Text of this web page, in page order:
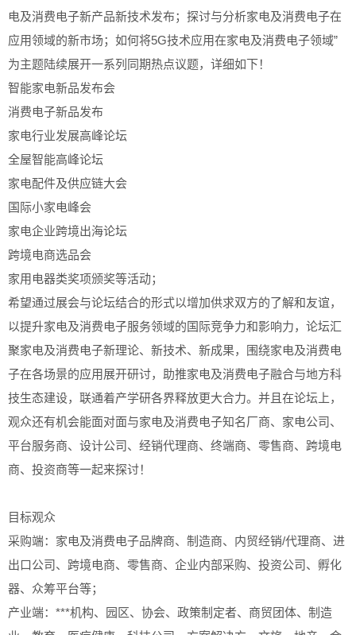
电及消费电子新产品新技术发布；探讨与分析家电及消费电子在
应用领域的新市场；如何将5G技术应用在家电及消费电子领域”
为主题陆续展开一系列同期热点议题，详细如下！
智能家电新品发布会
消费电子新品发布
家电行业发展高峰论坛
全屋智能高峰论坛
家电配件及供应链大会
国际小家电峰会
家电企业跨境出海论坛
跨境电商选品会
家用电器类奖项颁奖等活动；
希望通过展会与论坛结合的形式以增加供求双方的了解和友谊，
以提升家电及消费电子服务领域的国际竞争力和影响力，论坛汇
聚家电及消费电子新理论、新技术、新成果，围绕家电及消费电
子在各场景的应用展开研讨，助推家电及消费电子融合与地方科
技生态建设，联通着产学研各界释放更大合力。并且在论坛上，
观众还有机会能面对面与家电及消费电子知名厂商、家电公司、
平台服务商、设计公司、经销代理商、终端商、零售商、跨境电
商、投资商等一起来探讨！
目标观众
采购端：家电及消费电子品牌商、制造商、内贸经销/代理商、进
出口公司、跨境电商、零售商、企业内部采购、投资公司、孵化
器、众筹平台等；
产业端：***机构、园区、协会、政策制定者、商贸团体、制造